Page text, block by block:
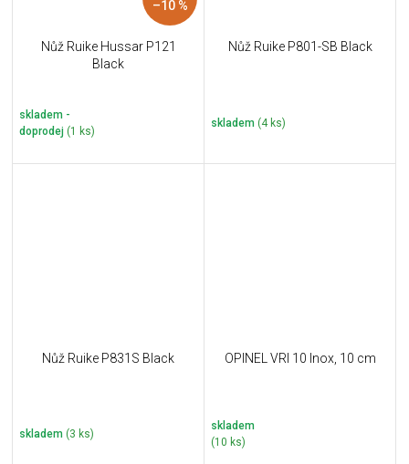
–10 %
Nůž Ruike Hussar P121
Black
skladem -
doprodej (1 ks)
Nůž Ruike P801-SB Black
skladem (4 ks)
Nůž Ruike P831S Black
skladem (3 ks)
OPINEL VRI 10 Inox, 10 cm
skladem
(10 ks)